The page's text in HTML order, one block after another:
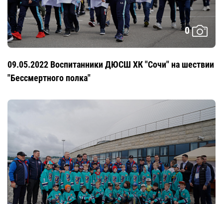
0
09.05.2022 Воспитанники ДЮСШ ХК "Сочи" на шествии
"Бессмертного полка"